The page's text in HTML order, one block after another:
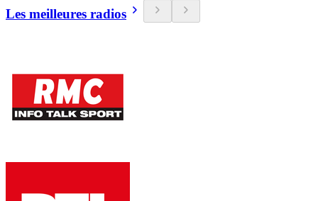
Les meilleures radios